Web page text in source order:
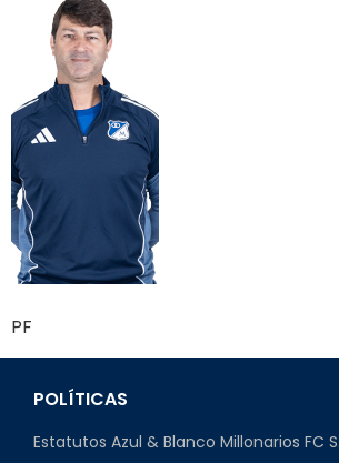
PF
POLÍTICAS
Estatutos Azul & Blanco Millonarios FC